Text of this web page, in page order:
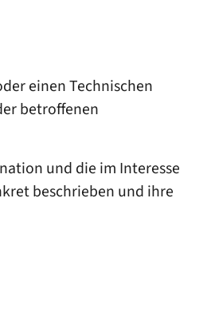
einen Technischen
betroffenen
und die im Interesse
beschrieben und ihre